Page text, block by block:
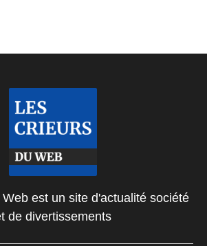
est un site d'actualité société
de divertissements